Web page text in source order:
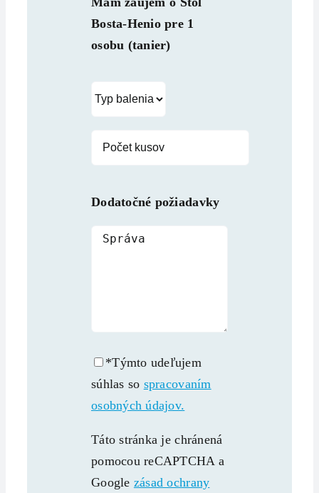
Bosta-Henio pre 1
osobu (tanier)
Dodatočné požiadavky
*Týmto udeľujem
súhlas so spracovaním
osobných údajov.
Táto stránka je chránená
pomocou reCAPTCHA a
Google zásad ochrany